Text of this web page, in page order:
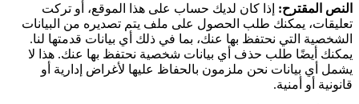
النص المقترح: إذا كان لديك حساب على هذا الموقع، أو تركت
تعليقات، يمكنك طلب الحصول على ملف يتم تصديره من البيانات
الشخصية التي نحتفظ بها عنك، بما في ذلك أي بيانات قدمتها لنا.
يمكنك أيضًا طلب حذف أي بيانات شخصية نحتفظ بها عنك. هذا لا
يشمل أي بيانات نحن ملزمون بالحفاظ عليها لأغراض إدارية أو
قانونية أو أمنية.